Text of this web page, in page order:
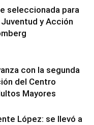
seleccionada para
y Acción
con la segunda
del Centro
Mayores
López: se llevó a